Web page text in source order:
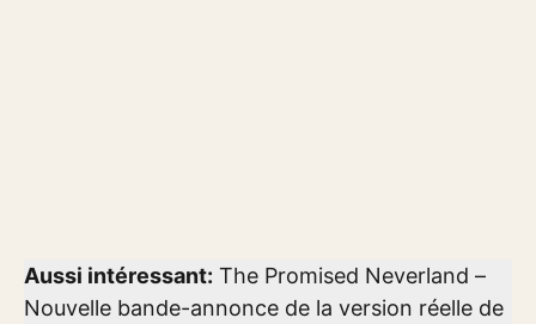
Aussi intéressant: The Promised Neverland –
Nouvelle bande-annonce de la version réelle de